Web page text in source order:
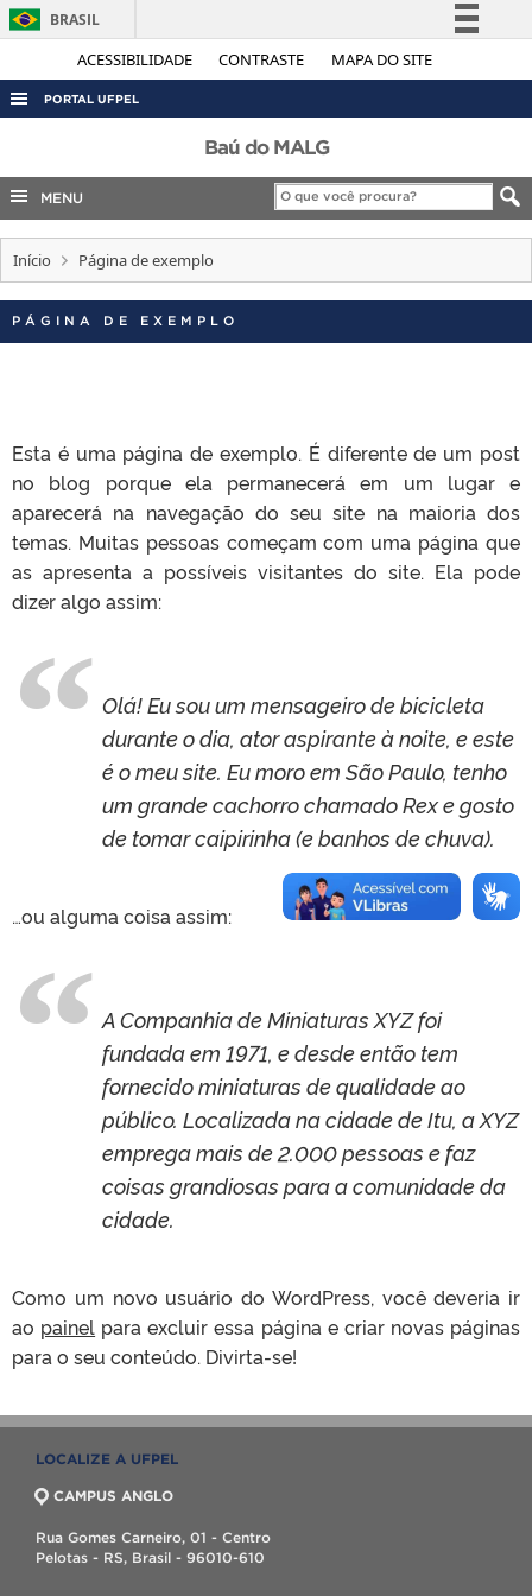
ACESSIBILIDADE CONTRASTE MAPA DO SITE
BRASIL
Simplifique!
Legislação
Canais
PORTAL UFPEL
AUDITORIA
COBALTO
CONCURSOS
EDITAIS
INTERNACIONAL
TELEFONES
Baú do MALG
MENU
Início Página de exemplo
PÁGINA DE EXEMPLO
Esta é uma página de exemplo. É diferente de um post
no blog porque ela permanecerá em um lugar e
aparecerá na navegação do seu site na maioria dos
temas. Muitas pessoas começam com uma página que
as apresenta a possíveis visitantes do site. Ela pode
dizer algo assim:
Olá! Eu sou um mensageiro de bicicleta
durante o dia, ator aspirante à noite, e este
é o meu site. Eu moro em São Paulo, tenho
um grande cachorro chamado Rex e gosto
de tomar caipirinha (e banhos de chuva).
…ou alguma coisa assim:
A Companhia de Miniaturas XYZ foi
fundada em 1971, e desde então tem
fornecido miniaturas de qualidade ao
público. Localizada na cidade de Itu, a XYZ
emprega mais de 2.000 pessoas e faz
coisas grandiosas para a comunidade da
cidade.
Como um novo usuário do WordPress, você deveria ir
ao painel para excluir essa página e criar novas páginas
para o seu conteúdo. Divirta-se!
LOCALIZE A UFPEL
CAMPUS ANGLO
Rua Gomes Carneiro, 01 - Centro
Pelotas - RS, Brasil - 96010-610